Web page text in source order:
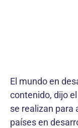
El mundo en
contenido, dijo
se realizan para
países en